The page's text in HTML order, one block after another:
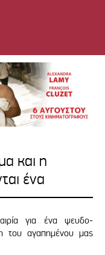
και η
ένα
για ένα ψευδο-
του αγαπημένου μας